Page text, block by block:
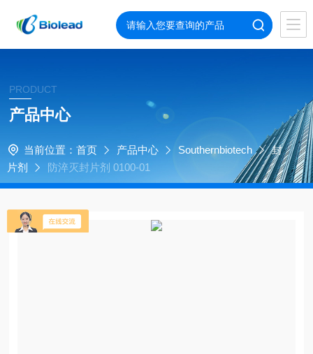
PRODUCT
产品中心
当前位置： 首页 产品中心 Southernbiotech
封
片剂
防淬灭封片剂 0100-01